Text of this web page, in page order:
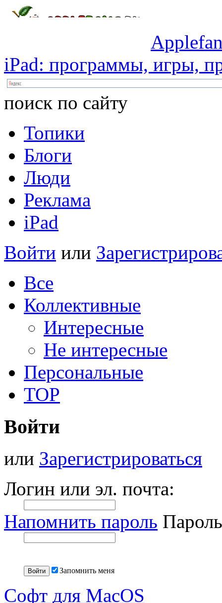
iPad: программы, игры,
поиск по сайту
Топики
Блоги
Люди
Реклама
iPad
Войти или
Все
Коллективные
Интересные
Не интересные
Персональные
TOP
Войти
или Зарегистрироваться
Логин или эл. почта:
Напомнить пароль
Запомнить меня
Софт для MacOS